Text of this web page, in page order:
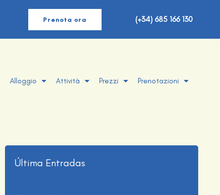
Prenota ora (+34) 685 166 130
Alloggio Attività Prezzi Prenotazioni
Última Entradas